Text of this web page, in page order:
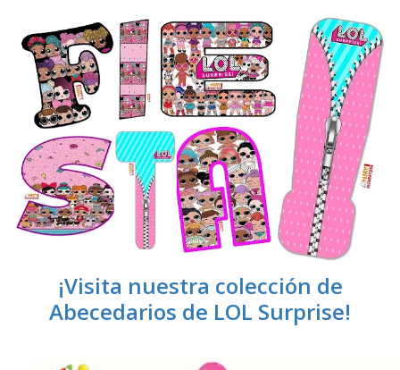
¡Visita nuestra colección de
Abecedarios de LOL Surprise!